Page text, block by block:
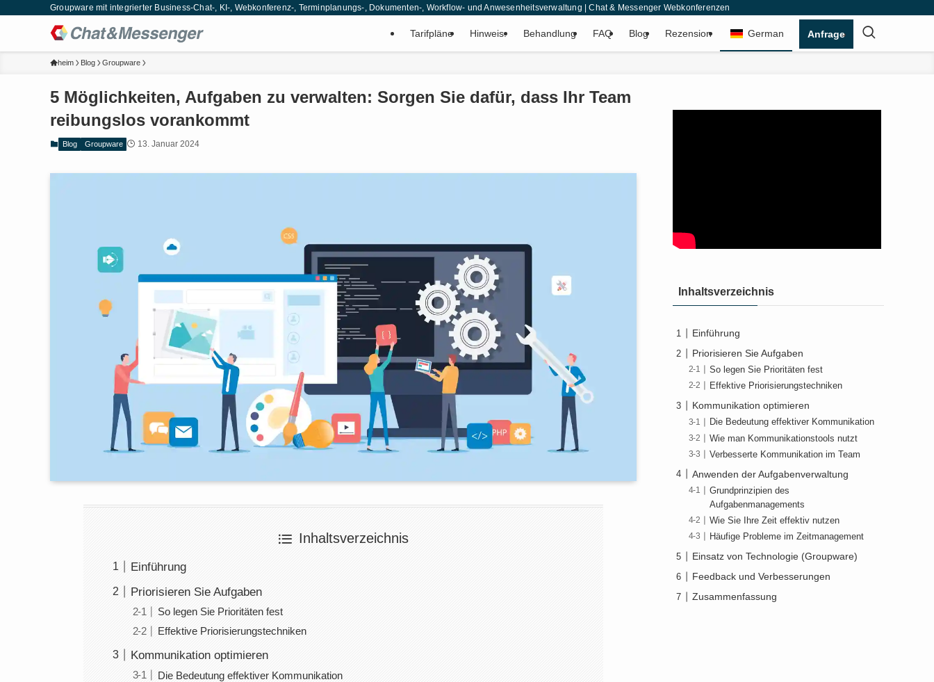
Groupware mit integrierter Business-Chat-, KI-, Webkonferenz-, Terminplanungs-, Dokumenten-, Workflow- und Anwesenheitsverwaltung | Chat & Messenger Webkonferenzen
Tarifpläne Hinweis. Behandlung FAQ Blog Rezension German Anfrage
heim Blog Groupware
5 Möglichkeiten, Aufgaben zu verwalten: Sorgen Sie dafür, dass Ihr Team
reibungslos vorankommt
Blog Groupware 13. Januar 2024
Inhaltsverzeichnis
Einführung
Priorisieren Sie Aufgaben
So legen Sie Prioritäten fest
Effektive Priorisierungstechniken
Kommunikation optimieren
Die Bedeutung effektiver Kommunikation
Inhaltsverzeichnis
Einführung
Priorisieren Sie Aufgaben
So legen Sie Prioritäten fest
Effektive Priorisierungstechniken
Kommunikation optimieren
Die Bedeutung effektiver Kommunikation
Wie man Kommunikationstools nutzt
Verbesserte Kommunikation im Team
Anwenden der Aufgabenverwaltung
Grundprinzipien des
Aufgabenmanagements
Wie Sie Ihre Zeit effektiv nutzen
Häufige Probleme im Zeitmanagement
Einsatz von Technologie (Groupware)
Feedback und Verbesserungen
Zusammenfassung